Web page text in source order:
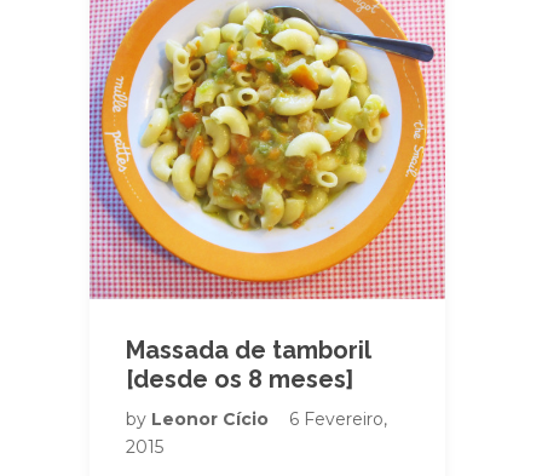
Massada de tamboril
[desde os 8 meses]
by Leonor Cício
6 Fevereiro,
2015